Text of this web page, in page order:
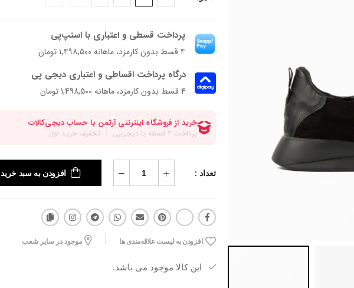
پرداخت قسطی و اعتباری با اسنپ‌پی
۴ قسط بدون کارمزد، ماهانه ۱٬۴۹۸٬۵۰۰ تومان
درگاه پرداخت اقساطی و اعتباری دیجی پی
۴ قسط بدون کارمزد، ماهانه 1,498,500 تومان
تعداد : افزودن به سبد خرید
افزودن به لیست علاقه‌مندی ها موجود در سایر شعب
این کالا موجود می باشد.